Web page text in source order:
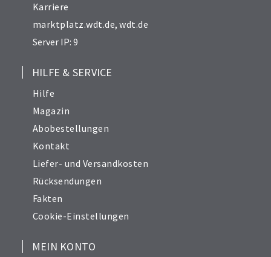
Karriere
marktplatz.wdt.de,wdt.de
Server IP: 9
HILFE & SERVICE
Hilfe
Magazin
Abobestellungen
Kontakt
Liefer- und Versandkosten
Rücksendungen
Fakten
Cookie-Einstellungen
MEIN KONTO